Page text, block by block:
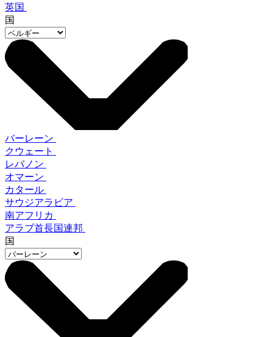
英国
国
バーレーン
クウェート
レバノン
オマーン
カタール
サウジアラビア
南アフリカ
アラブ首長国連邦
国